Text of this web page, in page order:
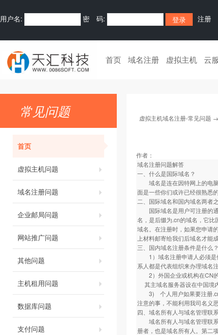
用户名: 密 码: 注册
首页 域名注册 虚拟主机 云
常见问题
首页
虚拟主机问题
域名注册问题
企业邮局问题
网站推广问题
其他问题
主机租用问题
数据库问题
支付问题
虚拟主机域名注册-常见问题
作者：
域名注册问题解答
一、什么是国际域名？
域名是连在因特网上的电脑
面是一些你们或许已经很熟悉
二、国际域名和国内域名两者
国际域名是用户可注册的通
名，是后缀为.cn的域名，它
域名。在注册时，如果您申请
上材料邮寄给我们后域名才能
三、国内域名注册条件是什么
1）域名注册申请人必须是
系人都是代表组织来办理域名
2）外国企业或机构在CN的
其主域名服务器设在中国境
3) 个人用户如果要注册.cn
注意的事，不能利用我司名义
四、域名所有人与域名管理联
域名所有人与域名管理联系
册者，也是域名所有人。第二